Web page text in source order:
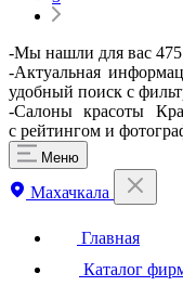
-Мы нашли для вас 475
-Актуальная
удобный поиск с
-Салоны красоты
с рейтингом и
Меню
Махачкала
Главная
Каталог